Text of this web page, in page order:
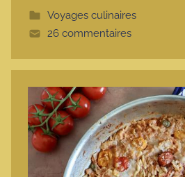
t
e
Voyages culinaires
26 commentaires